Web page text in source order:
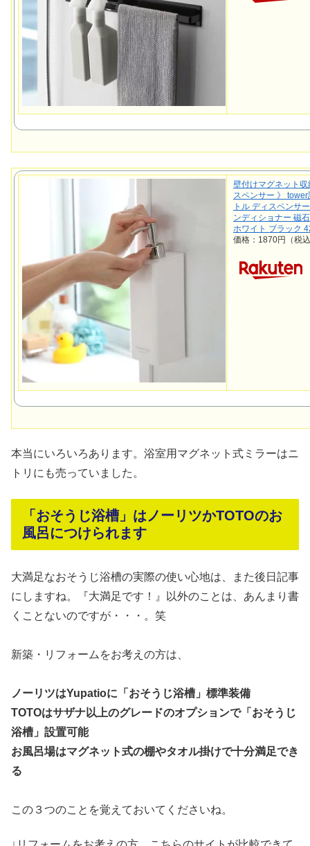
壁付けマグネット
スペンサー 》
トル ディスペンサ
ンディショナー 磁
ホワイト ブラック
価格：1870円（税
本当にいろいろあります。浴室用マグネット式ミラーはニ
トリにも売っていました。
「おそうじ浴槽」はノーリツかTOTOのお
風呂につけられます
大満足なおそうじ浴槽の実際の使い心地は、また後日記事
にしますね。『大満足です！』以外のことは、あんまり書
くことないのですが・・・。笑
新築・リフォームをお考えの方は、
ノーリツはYupatioに「おそうじ浴槽」標準装備
TOTOはサザナ以上のグレードのオプションで「おそうじ
浴槽」設置可能
お風呂場はマグネット式の棚やタオル掛けで十分満足でき
る
この３つのことを覚えておいてくださいね。